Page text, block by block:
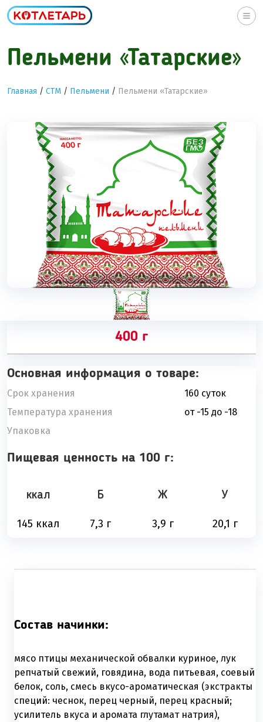
Пельмени «Татарские»
Главная / СТМ / Пельмени / Пельмени «Татарские»
400 г
Основная информация о товаре:
Срок хранения
160 суток
Температура хранения
от -15 до -18
Упаковка
Пищевая ценность на 100 г:
ккал Б Ж У
145 ккал 7,3 г 3,9 г 20,1 г
Состав начинки:
мясо птицы механической обвалки куриное, лук
репчатый свежий, говядина, вода питьевая, соевый
белок, соль, смесь вкусо-ароматическая (экстракты
специй: чеснок, перец черный, перец красный;
усилитель вкуса и аромата глутамат натрия),